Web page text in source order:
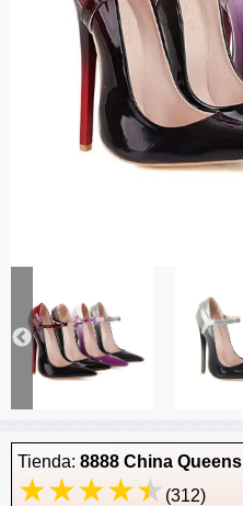
Tienda: 8888 China Queens
(312)